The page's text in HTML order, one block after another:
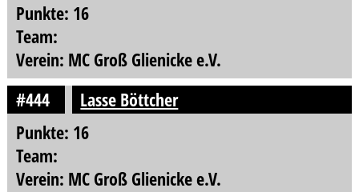
Punkte: 16
Team:
Verein: MC Groß Glienicke e.V.
#444
Lasse Böttcher
Punkte: 16
Team:
Verein: MC Groß Glienicke e.V.